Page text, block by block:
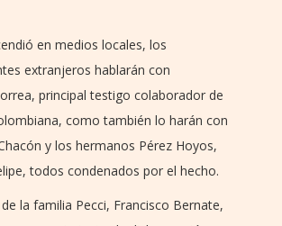
en medios locales, los
extranjeros hablarán con
principal testigo colaborador de
como también lo harán con
y los hermanos Pérez Hoyos,
todos condenados por el hecho.
la familia Pecci, Francisco Bernate,